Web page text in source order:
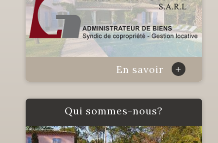
En savoir +
Qui sommes-nous?